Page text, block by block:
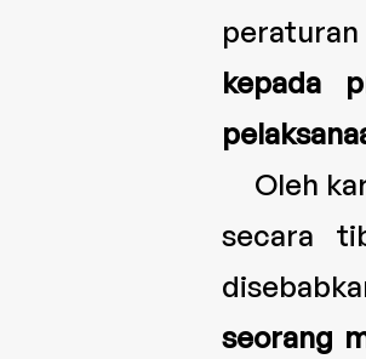
kepada
Oleh
secara
seorang